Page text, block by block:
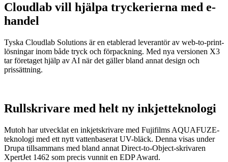
Cloudlab vill hjälpa tryckerierna med e-
handel
Tyska Cloudlab Solutions är en etablerad leverantör av web-to-print-
lösningar inom både tryck och förpackning. Med nya versionen X3
tar företaget hjälp av AI när det gäller bland annat design och
prissättning.
Rullskrivare med helt ny inkjetteknologi
Mutoh har utvecklat en inkjetskrivare med Fujifilms AQUAFUZE-
teknologi med ett nytt vattenbaserat UV-bläck. Denna visas under
Drupa tillsammans med bland annat Direct-to-Object-skrivaren
XpertJet 1462 som precis vunnit en EDP Award.